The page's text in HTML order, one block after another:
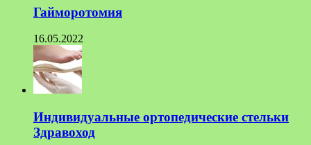
Гайморотомия
16.05.2022
Индивидуальные ортопедические стельки
Здравоход